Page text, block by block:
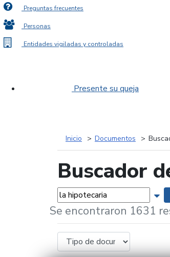
Preguntas frecuentes
Personas
Entidades vigiladas y controladas
Presente su queja
Inicio Documentos
Buscador
Palabras...
Se encontraron 1631